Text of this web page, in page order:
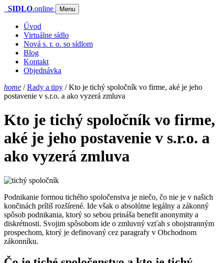
SIDLO.online Menu
Úvod
Virtuálne sídlo
Nová s. r. o. so sídlom
Blog
Kontakt
Objednávka
home /Rady a tipy /Kto je tichý spoločník vo firme, aké je jeho
postavenie v s.r.o. a ako vyzerá zmluva
Kto je tichý spoločník vo firme,
aké je jeho postavenie v s.r.o. a
ako vyzerá zmluva
Podnikanie formou tichého spoločenstva je niečo, čo nie je v našich
končinách príliš rozšírené. Ide však o absolútne legálny a zákonný
spôsob podnikania, ktorý so sebou prináša benefit anonymity a
diskrétnosti. Svojim spôsobom ide o zmluvný vzťah s obojstranným
prospechom, ktorý je definovaný cez paragrafy v Obchodnom
zákonníku.